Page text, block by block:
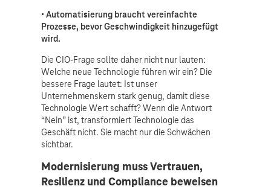
• Automatisierung braucht vereinfachte
Prozesse, bevor Geschwindigkeit hinzugefügt
wird.
Die CIO-Frage sollte daher nicht nur lauten:
Welche neue Technologie führen wir ein? Die
bessere Frage lautet: Ist unser
Unternehmenskern stark genug, damit diese
Technologie Wert schafft? Wenn die Antwort
“Nein” ist, transformiert Technologie das
Geschäft nicht. Sie macht nur die Schwächen
sichtbar.
Modernisierung muss Vertrauen,
Resilienz und Compliance beweisen